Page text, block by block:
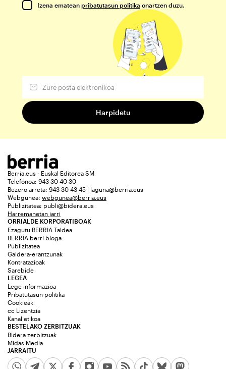
Izena ematean pribatutasun politika onartzen duzu.
Berria.eus - Euskal Editorea SM
Telefonoa: 943 30 40 30
Bezero arreta: 943 30 43 45 | laguna@berria.eus
Webgunea: webgunea@berria.eus
Publizitatea: publi@bidera.eus
Harremanetan jarri
ORRIALDE KORPORATIBOAK
Ezagutu BERRIA Taldea
BERRIA berri bloga
Publizitatea
Galdera-erantzunak
Kontratazioak
Sarebide
JARRAITU
LEGEA
Lege informazioa
Pribatutasun politika
Cookieak
cc Lizentzia
Kanal etikoa
BESTELAKO ZERBITZUAK
Bidera zerbitzuak
Midas Media